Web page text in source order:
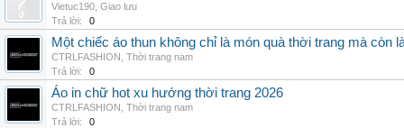
Vietuc190 Giao lưu
Trả lời:
0
Một chiếc áo thun không chỉ là món quà thời trang mà
CTRLFASHION Thời trang nam
Trả lời:
0
Áo in chữ hot xu hướng thời trang 2026
CTRLFASHION Thời trang nam
Trả lời:
0